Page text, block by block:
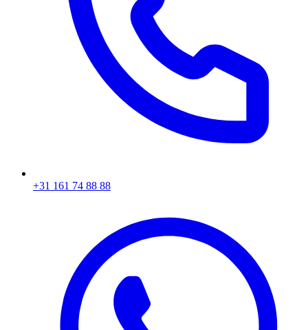
+31 161 74 88 88‬​​​​‌ ‍ ​‍​‍‌‍ ‌ ​‍‌‍‍‌‌‍‌ ‌‍‍‌‌‍ ‍​‍​‍​ ‍‍​‍​‍‌ ​ ‌‍​‌‌‍ ‍‌‍‍‌‌ ‌​‌ ‍‌​‍ ‍‌‍‍‌‌‍ ​‍​‍​‍ ​​‍​‍‌‍‍​‌ ​‍‌‍‌‌‌‍‌‍​‍​‍​ ‍‍​‍​‍‌‍‍​‌ ‌​‌ ‌​‌ ​​​ ‍‍​‍ ​‍ ‌‍ ​‌‍ ‌‍​ ‌‍​‌‌‍ ​‌‍‍​‌‍ ‌ ​ ‌ ‌​​ ‍‍​ ​ ​ ​ ​ ​ ​ ​ ​‍ ‌‍‍‌‌‍ ‍‌ ‌​‌‍‌‌‌‍ ‍‌ ‌​​‍ ‌‍‌‌‌‍‌​‌‍‍‌‌ ‌​​‍ ‌‍ ‌‌‍ ‌‍‌​‌‍‌‌​ ‌‌ ​​‌ ​‍‌‍‌‌‌ ​ ‌‍‌‌‌‍ ‍‌ ‌​‌‍​‌‌ ‌​‌‍‍‌‌‍ ‌‍ ‍​ ‍ ‌‍‍‌‌‍‌​​ ‌‌‍‌ ‌‍ ​‌‍ ‌‍​‍‌‍​‌‌‍ ​​ ‍ ‌ ‌​‌ ‍‌‌ ​​‌‍‌‌​ ‌‌‍‌ ‌‍ ​‌‍ ‌‍​‍‌‍​‌‌‍ ​​ ‍ ‌ ​​‌‍​‌‌ ‌​‌‍‍​​ ‌‌‍​ ‌‍ ‌‍ ‍‌ ‌​‌‍​‌‌‍​ ‌ ‌​​‍ ‍‌ ​​‌‍‍​‌‍ ‌‍ ‍‌‍‌‌​ ‌‍​‍‌‍​‌‌ ​ ‌‍‌‌‌‌‌‌‌ ​‍‌‍ ​​ ‌‌‍‍​‌ ‌​‌ ‌​‌ ​​​‍‌‌​ ​ ‌​​‌​‍‌‌​ ​‍‌​‌‍​‍‌‌​ ​‍‌​‌‍‌‍ ​‌‍ ‌‍​ ‌‍​‌‌‍ ​‌‍‍​‌‍ ‌ ​ ‌ ‌​​‍‌‌​ ​ ‌​​‌​ ​ ​ ​ ​ ​ ​ ​ ​‍‌‍‌‍‍‌‌‍‌​​ ‌‌‍‌ ‌‍ ​‌‍ ‌‍​‍‌‍​‌‌‍ ​​‍‌‍‌ ‌​‌ ‍‌‌ ​​‌‍‌‌​ ‌‌‍‌ ‌‍ ​‌‍ ‌‍​‍‌‍​‌‌‍ ​​‍‌‍‌ ​​‌‍​‌‌ ‌​‌‍‍​​ ‌‌‍​ ‌‍ ‌‍ ‍‌ ‌​‌‍​‌‌‍​ ‌ ‌​​‍ ‍‌ ​​‌‍‍​‌‍ ‌‍ ‍‌‍‌‌​‍‌‍‌ ​​‌‍‌‌‌ ​‍‌ ​ ‌ ​​‌‍‌‌‌‍​ ‌ ‌​‌‍‍‌‌ ‌‍‌‍‌‌​ ‌‌ ​​‌ ‌‌‌‍​‍‌‍ ​‌‍‍‌‌ ​ ‌‍‍​‌‍‌‌‌‍‌​​‍​‍‌ ‌